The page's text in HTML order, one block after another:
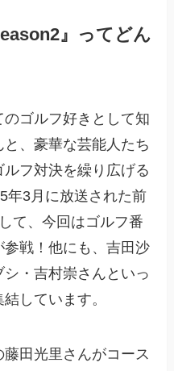
』ってどん
ゴルフ好きとして知
、豪華な芸能人たち
フ対決を繰り広げる
年3月に放送された前
て、今回はゴルフ番
戦！他にも、吉田沙
・吉村崇さんといっ
しています。
田光里さんがコース